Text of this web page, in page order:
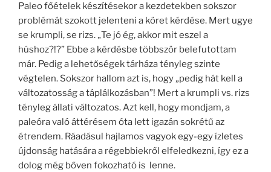
o
o
k
e
g
Paleo főételek készítésekor a kezdetekben sokszor
problémát szokott jelenteni a köret kérdése. Mert ugye
se krumpli, se rizs. „Te jó ég, akkor mit eszel a
húshoz?!?” Ebbe a kérdésbe többször belefutottam
már. Pedig a lehetőségek tárháza tényleg szinte
végtelen. Sokszor hallom azt is, hogy „pedig hát kell a
változatosság a táplálkozásban”! Mert a krumpli vs. rizs
tényleg állati változatos. Azt kell, hogy mondjam, a
paleóra való áttérésem óta lett igazán sokrétű az
étrendem. Ráadásul hajlamos vagyok egy-egy ízletes
újdonság hatására a régebbiekről elfeledkezni, így ez a
dolog még bőven fokozható is lenne.